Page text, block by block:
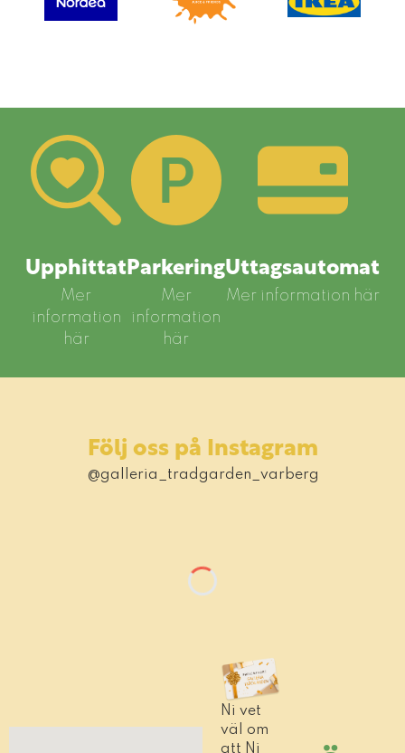
Upphittat
Mer
information
här
Parkering
Mer
information
här
Uttagsautomat
Mer information här
Följ oss på Instagram
@galleria_tradgarden_varberg
Ni vet
väl om
att Ni